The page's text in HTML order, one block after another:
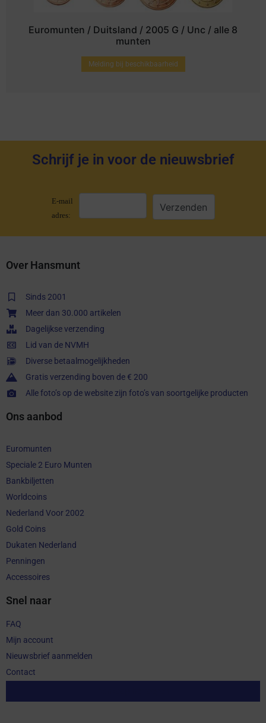
Euromunten / Duitsland / 2005 G / Unc / alle 8
munten
Melding bij beschikbaarheid
Schrijf je in voor de nieuwsbrief
E-mail
adres:
Over Hansmunt
Sinds 2001
Meer dan 30.000 artikelen
Dagelijkse verzending
Lid van de NVMH
Diverse betaalmogelijkheden
Gratis verzending boven de € 200
Alle foto’s op de website zijn foto’s van soortgelijke producten
Ons aanbod
Euromunten
Speciale 2 Euro Munten
Bankbiljetten
Worldcoins
Nederland Voor 2002
Gold Coins
Dukaten Nederland
Penningen
Accessoires
Snel naar
FAQ
Mijn account
Nieuwsbrief aanmelden
Contact